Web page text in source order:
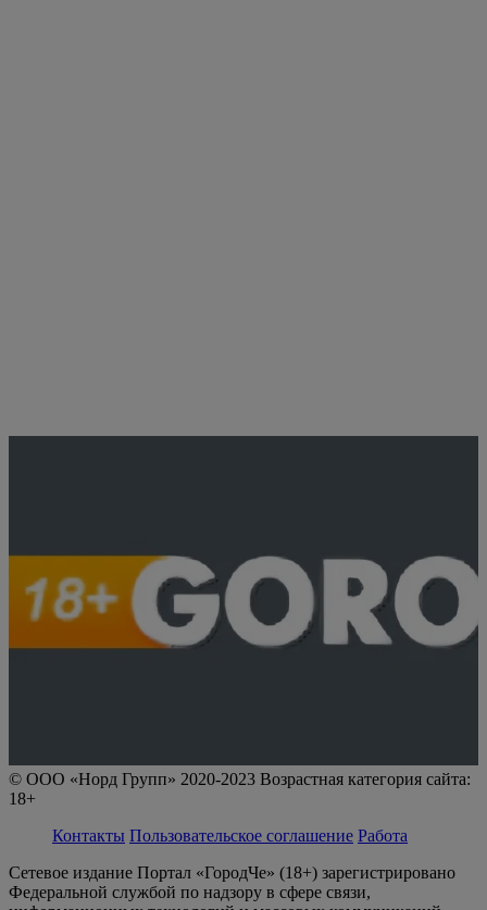
© ООО «Норд Групп» 2020-2023 Возрастная категория сайта:
18+
Контакты Пользовательское соглашение Работа
Сетевое издание Портал «ГородЧе» (18+) зарегистрировано
Федеральной службой по надзору в сфере связи,